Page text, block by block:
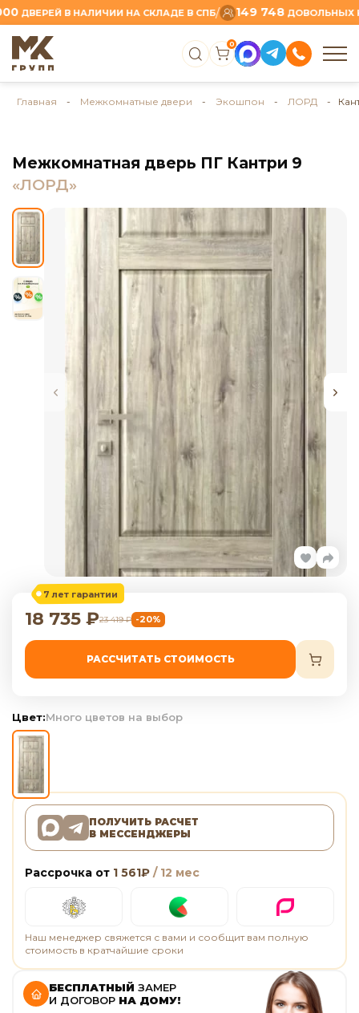
В НАЛИЧИИ НА СКЛАДЕ В СПБ/ 149 748ДОВОЛЬНЫХ
0
Главная - Межкомнатные двери - Экошпон - ЛОРД -
Межкомнатная дверь ПГ Кантри 9
«ЛОРД»
7 лет гарантии
18 735 ₽23 419₽ -20%
РАССЧИТАТЬ СТОИМОСТЬ
Цвет:Много цветов на выбор
ПОЛУЧИТЬ РАСЧЕТ
В МЕССЕНДЖЕРЫ
Рассрочка от 1 561₽ / 12 мес
Наш менеджер свяжется с вами и сообщит вам полную
стоимость в кратчайшие сроки
БЕСПЛАТНЫЙ ЗАМЕР
И ДОГОВОР НА ДОМУ!